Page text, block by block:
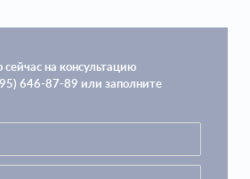
на консультацию
646-87-89 или заполните